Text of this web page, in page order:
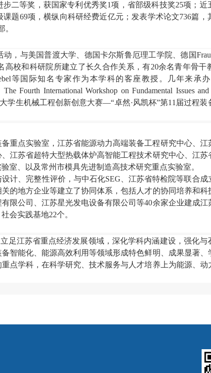
步二等奖 ， 获国家专利优秀奖1项，省部级科技奖25项 ；近
课题69项 ，横纵向科研经费近亿元 ；发表学术论文736篇，
。
，与美国普渡大学、德国卡尔斯鲁厄理工学院、德国
高校和科研院所建立了长久合作关系，有20余名青年骨干
等国际知名专家作为本学科的客座教授。 几年来承
The Fourth International Workshop on Fundamental Issues
学生机械工程创新创意大赛—“卓然·风凯杯”第11 届过程装
重点实验室，江苏省能源动力高端装备工程研究中心、 江
、 江苏省超特大型热载体炉高智能工程技术研究中心、江苏
室 、以及常州市模具先进制造高技术研究重点实验室。
设计、完整性评价 ，与中石化SEG 、江苏省特检院等联合成
的地方企业等建立了协同体系，包括人才的协同培养和科
限公司、江苏星光发电设备有限公司等40余家企业建成江
会实践基地22个。
足江苏省重点经济发展领域，深化学科内涵建设，强化与
智能化、能源高效利用等领域形成特色鲜明、成果显著、
点学科，在科学研究、技术服务与人才培养上为能源、动